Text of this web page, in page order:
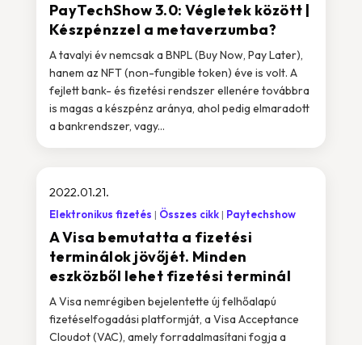
PayTechShow 3.0: Végletek között |
Készpénzzel a metaverzumba?
A tavalyi év nemcsak a BNPL (Buy Now, Pay Later),
hanem az NFT (non-fungible token) éve is volt. A
fejlett bank- és fizetési rendszer ellenére továbbra
is magas a készpénz aránya, ahol pedig elmaradott
a bankrendszer, vagy...
A Visa bemutatta a fizetési
terminálok jövőjét. Minden
eszközből lehet fizetési terminál
2022.01.21.
Elektronikus fizetés Összes cikk Paytechshow
A Visa nemrégiben bejelentette új felhőalapú
fizetéselfogadási platformját, a Visa Acceptance
Cloudot (VAC), amely forradalmasítani fogja a